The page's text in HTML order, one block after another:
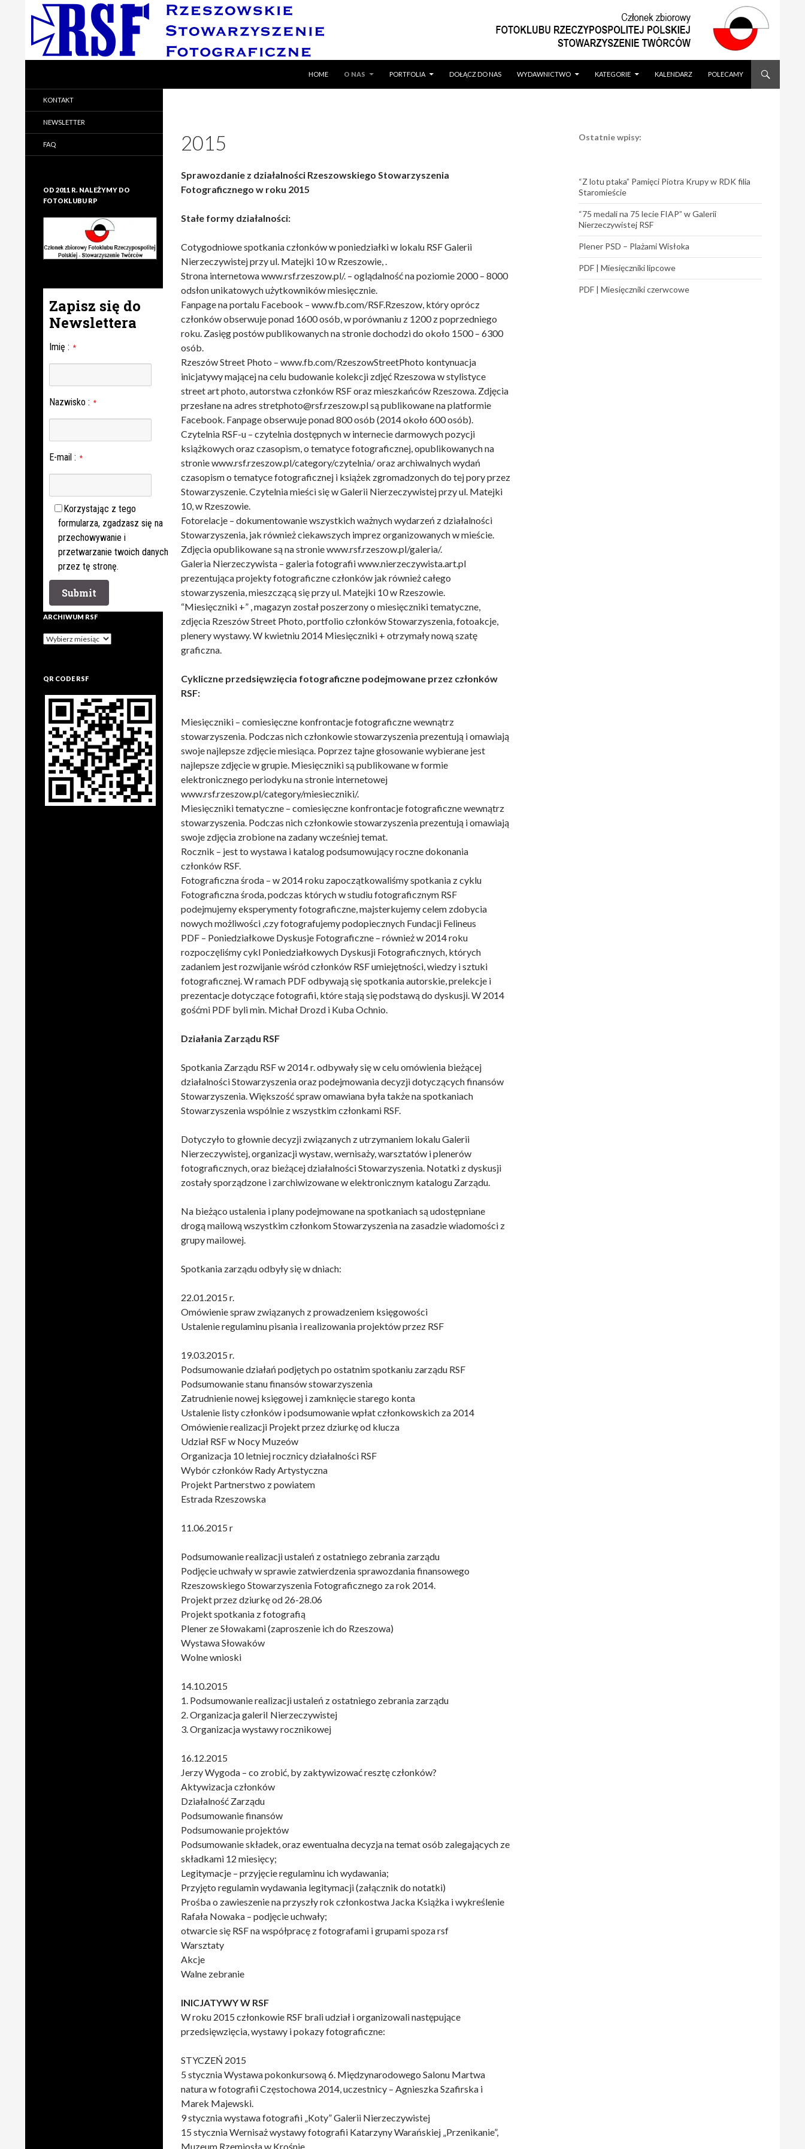
HOME
O NAS PORTFOLIA DOŁĄCZ DO NAS WYDAWNICTWO KATEGORIE KALENDARZ POLECAMY
2015
Sprawozdanie z działalności Rzeszowskiego Stowarzyszenia
Fotograficznego w roku 2015
Stałe formy działalności:
Cotygodniowe spotkania członków w poniedziałki w lokalu RSF Galerii
Nierzeczywistej przy ul. Matejki 10 w Rzeszowie, .
Strona internetowa www.rsf.rzeszow.pl/. – oglądalność na poziomie 2000 – 8000
odsłon unikatowych użytkowników miesięcznie.
Fanpage na portalu Facebook – www.fb.com/RSF.Rzeszow, który oprócz
członków obserwuje ponad 1600 osób, w porównaniu z 1200 z poprzedniego
roku. Zasięg postów publikowanych na stronie dochodzi do około 1500 – 6300
osób.
Rzeszów Street Photo – www.fb.com/RzeszowStreetPhoto kontynuacja
inicjatywy mającej na celu budowanie kolekcji zdjęć Rzeszowa w stylistyce
street art photo, autorstwa członków RSF oraz mieszkańców Rzeszowa. Zdjęcia
przesłane na adres stretphoto@rsf.rzeszow.pl są publikowane na platformie
Facebook. Fanpage obserwuje ponad 800 osób (2014 około 600 osób).
Czytelnia RSF-u – czytelnia dostępnych w internecie darmowych pozycji
książkowych oraz czasopism, o tematyce fotograficznej, opublikowanych na
stronie www.rsf.rzeszow.pl/category/czytelnia/ oraz archiwalnych wydań
czasopism o tematyce fotograficznej i książek zgromadzonych do tej pory przez
Stowarzyszenie. Czytelnia mieści się w Galerii Nierzeczywistej przy ul. Matejki
10, w Rzeszowie.
Fotorelacje – dokumentowanie wszystkich ważnych wydarzeń z działalności
Stowarzyszenia, jak również ciekawszych imprez organizowanych w mieście.
Zdjęcia opublikowane są na stronie www.rsf.rzeszow.pl/galeria/.
Galeria Nierzeczywista – galeria fotografii www.nierzeczywista.art.pl
prezentująca projekty fotograficzne członków jak również całego
stowarzyszenia, mieszczącą się przy ul. Matejki 10 w Rzeszowie.
“Miesięczniki +” , magazyn został poszerzony o miesięczniki tematyczne,
zdjęcia Rzeszów Street Photo, portfolio członków Stowarzyszenia, fotoakcje,
plenery wystawy. W kwietniu 2014 Miesięczniki + otrzymały nową szatę
graficzna.
Cykliczne przedsięwzięcia fotograficzne podejmowane przez członków
RSF:
Miesięczniki – comiesięczne konfrontacje fotograficzne wewnątrz
stowarzyszenia. Podczas nich członkowie stowarzyszenia prezentują i omawiają
swoje najlepsze zdjęcie miesiąca. Poprzez tajne głosowanie wybierane jest
najlepsze zdjęcie w grupie. Miesięczniki są publikowane w formie
elektronicznego periodyku na stronie internetowej
www.rsf.rzeszow.pl/category/miesieczniki/.
Miesięczniki tematyczne – comiesięczne konfrontacje fotograficzne wewnątrz
stowarzyszenia. Podczas nich członkowie stowarzyszenia prezentują i omawiają
swoje zdjęcia zrobione na zadany wcześniej temat.
Rocznik – jest to wystawa i katalog podsumowujący roczne dokonania
członków RSF.
Fotograficzna środa – w 2014 roku zapoczątkowaliśmy spotkania z cyklu
Fotograficzna środa, podczas których w studiu fotograficznym RSF
podejmujemy eksperymenty fotograficzne, majsterkujemy celem zdobycia
nowych możliwości ,czy fotografujemy podopiecznych Fundacji Felineus
PDF – Poniedziałkowe Dyskusje Fotograficzne – również w 2014 roku
rozpoczęliśmy cykl Poniedziałkowych Dyskusji Fotograficznych, których
zadaniem jest rozwijanie wśród członków RSF umiejętności, wiedzy i sztuki
fotograficznej. W ramach PDF odbywają się spotkania autorskie, prelekcje i
prezentacje dotyczące fotografii, które stają się podstawą do dyskusji. W 2014
gośćmi PDF byli min. Michał Drozd i Kuba Ochnio.
Działania Zarządu RSF
Spotkania Zarządu RSF w 2014 r. odbywały się w celu omówienia bieżącej
działalności Stowarzyszenia oraz podejmowania decyzji dotyczących finansów
Stowarzyszenia. Większość spraw omawiana była także na spotkaniach
Stowarzyszenia wspólnie z wszystkim członkami RSF.
Dotyczyło to głownie decyzji związanych z utrzymaniem lokalu Galerii
Nierzeczywistej, organizacji wystaw, wernisaży, warsztatów i plenerów
fotograficznych, oraz bieżącej działalności Stowarzyszenia. Notatki z dyskusji
zostały sporządzone i zarchiwizowane w elektronicznym katalogu Zarządu.
Na bieżąco ustalenia i plany podejmowane na spotkaniach są udostępniane
drogą mailową wszystkim członkom Stowarzyszenia na zasadzie wiadomości z
grupy mailowej.
Spotkania zarządu odbyły się w dniach:
22.01.2015 r.
Omówienie spraw związanych z prowadzeniem księgowości
Ustalenie regulaminu pisania i realizowania projektów przez RSF
19.03.2015 r.
Podsumowanie działań podjętych po ostatnim spotkaniu zarządu RSF
Podsumowanie stanu finansów stowarzyszenia
Zatrudnienie nowej księgowej i zamknięcie starego konta
Ustalenie listy członków i podsumowanie wpłat członkowskich za 2014
Omówienie realizacji Projekt przez dziurkę od klucza
Udział RSF w Nocy Muzeów
Organizacja 10 letniej rocznicy działalności RSF
Wybór członków Rady Artystyczna
Projekt Partnerstwo z powiatem
Estrada Rzeszowska
11.06.2015 r
Podsumowanie realizacji ustaleń z ostatniego zebrania zarządu
Podjęcie uchwały w sprawie zatwierdzenia sprawozdania finansowego
Rzeszowskiego Stowarzyszenia Fotograficznego za rok 2014.
Projekt przez dziurkę od 26-28.06
Projekt spotkania z fotografią
Plener ze Słowakami (zaproszenie ich do Rzeszowa)
Wystawa Słowaków
Wolne wnioski
14.10.2015
1. Podsumowanie realizacji ustaleń z ostatniego zebrania zarządu
2. Organizacja galeriI Nierzeczywistej
3. Organizacja wystawy rocznikowej
16.12.2015
Jerzy Wygoda – co zrobić, by zaktywizować resztę członków?
Aktywizacja członków
Działalność Zarządu
Podsumowanie finansów
Podsumowanie projektów
Podsumowanie składek, oraz ewentualna decyzja na temat osób zalegających ze
składkami 12 miesięcy;
Legitymacje – przyjęcie regulaminu ich wydawania;
Przyjęto regulamin wydawania legitymacji (załącznik do notatki)
Prośba o zawieszenie na przyszły rok członkostwa Jacka Książka i wykreślenie
Rafała Nowaka – podjęcie uchwały;
otwarcie się RSF na współpracę z fotografami i grupami spoza rsf
Warsztaty
Akcje
Walne zebranie
INICJATYWY W RSF
W roku 2015 członkowie RSF brali udział i organizowali następujące
przedsięwzięcia, wystawy i pokazy fotograficzne:
STYCZEŃ 2015
5 stycznia Wystawa pokonkursową 6. Międzynarodowego Salonu Martwa
natura w fotografii Częstochowa 2014, uczestnicy – Agnieszka Szafirska i
Marek Majewski.
9 stycznia wystawa fotografii „Koty” Galerii Nierzeczywistej
15 stycznia Wernisaż wystawy fotografii Katarzyny Warańskiej „Przenikanie”,
Muzeum Rzemiosła w Krośnie
Ostatnie wpisy:
“Z lotu ptaka” Pamięci Piotra Krupy w RDK filia
Staromieście
“75 medali na 75 lecie FIAP” w Galerii
Nierzeczywistej RSF
Plener PSD – Plażami Wisłoka
PDF | Miesięczniki lipcowe
PDF | Miesięczniki czerwcowe
Rzeszowskie Stowarzyszenie
Fotograficzne
KONTAKT
NEWSLETTER
FAQ
OD 2011 R. NALEŻYMY DO
FOTOKLUBU RP
Zapisz się do
Newslettera
Imię : *
Nazwisko : *
E-mail : *
Korzystając z tego
formularza, zgadzasz się na
przechowywanie i
przetwarzanie twoich danych
przez tę stronę.
ARCHIWUM RSF
Archiwum
QR CODE RSF